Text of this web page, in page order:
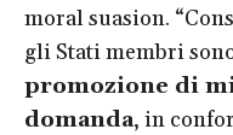
moral suasion.
gli Stati membri
promozione di
domanda, in